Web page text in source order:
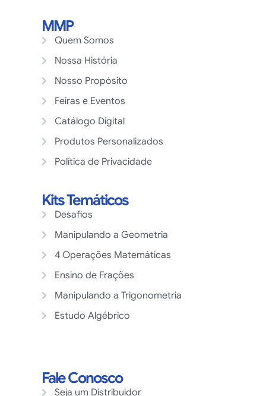
MMP
Quem Somos
Nossa História
Nosso Propósito
Feiras e Eventos
Catálogo Digital
Produtos Personalizados
Política de Privacidade
Kits Temáticos
Desafios
Manipulando a Geometria
4 Operações Matemáticas
Ensino de Frações
Manipulando a Trigonometria
Estudo Algébrico
Fale Conosco
Seja um Distribuidor